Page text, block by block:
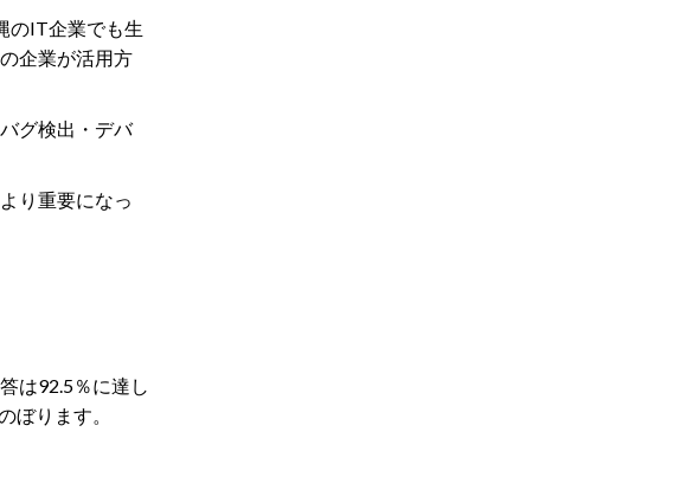
のIT企業でも生
企業が活用方
グ検出・デバ
り重要になっ
は92.5％に達し
ぼります。